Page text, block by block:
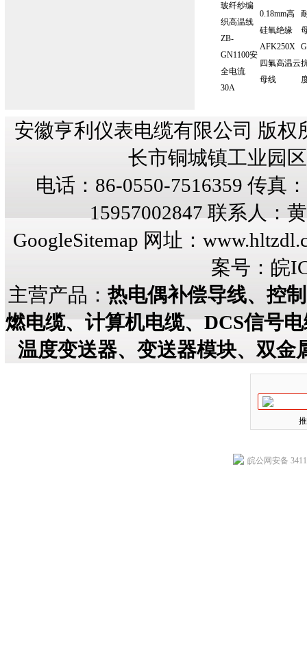
玻纤纱编
织高温线
ZB-
GN1100安
全电流
30A
0.18mm高
硅氧绝缘
AFK250X
四氟高温云
母线
安徽亨利仪表电缆有限公司 版权
长市铜城镇工业园
电话：86-0550-7516359 传真
15957002847 联系人：
GoogleSitemap 网址：
案号： 皖
主营产品： 热电偶补偿导线、控
燃电缆、计算机电缆、DCS信号
温度变送器、变送器模块、双金
皖公网安备